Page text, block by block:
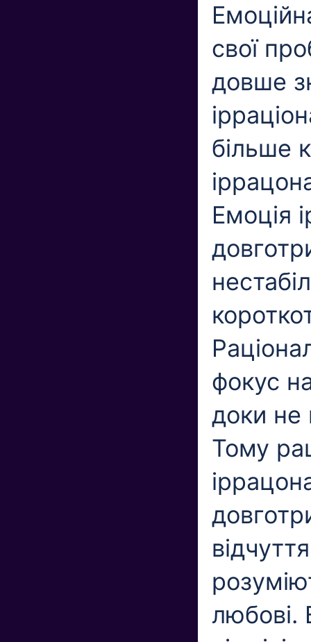
свої
довше
більше
Емоція
фокус
доки не
Тому
любові.